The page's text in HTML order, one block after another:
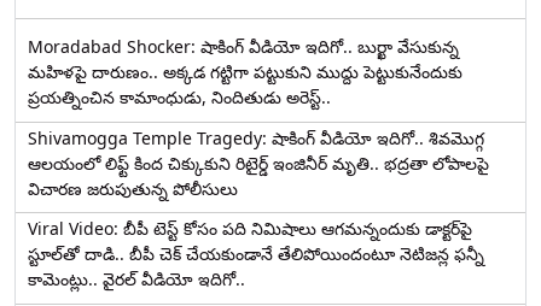
Moradabad Shocker: షాకింగ్ వీడియో ఇదిగో.. బుర్ఖా వేసుకున్న
మహిళపై దారుణం.. అక్కడ గట్టిగా పట్టుకుని ముద్దు పెట్టుకునేందుకు
ప్రయత్నించిన కామాంధుడు, నిందితుడు అరెస్ట్..
Shivamogga Temple Tragedy: షాకింగ్ వీడియో ఇదిగో.. శివమొగ్గ
ఆలయంలో లిఫ్ట్ కింద చిక్కుకుని రిటైర్డ్ ఇంజినీర్ మృతి.. భద్రతా లోపాలపై
విచారణ జరుపుతున్న పోలీసులు
Viral Video: బీపీ టెస్ట్‌ కోసం పది నిమిషాలు ఆగమన్నందుకు డాక్టర్‌పై
స్టూల్‌తో దాడి.. బీపీ చెక్ చేయకుండానే తేలిపోయిందంటూ నెటిజన్ల ఫన్నీ
కామెంట్లు.. వైరల్ వీడియో ఇదిగో..